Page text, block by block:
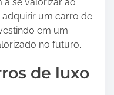
um carro de
em um
no futuro.
de luxo